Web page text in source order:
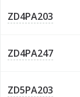
ZD4PA203
ZD4PA247
ZD5PA203